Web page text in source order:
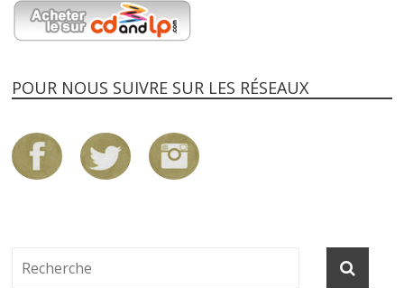
POUR NOUS SUIVRE SUR LES RÉSEAUX